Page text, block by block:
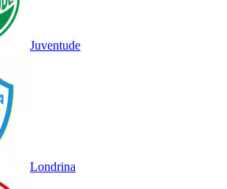
Juventude
Londrina